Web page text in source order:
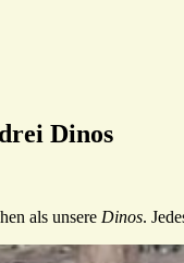
Dinos
als unsere Dinos.